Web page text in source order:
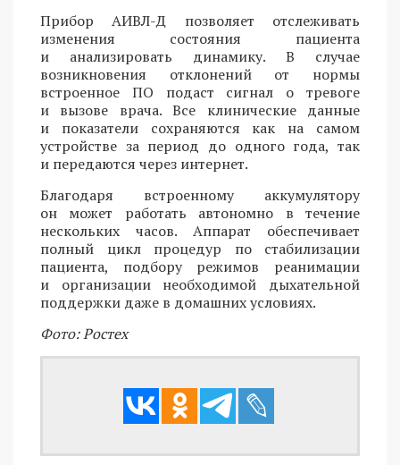
Прибор АИВЛ-Д позволяет отслеживать
изменения состояния пациента
и анализировать динамику. В случае
возникновения отклонений от нормы
встроенное ПО подаст сигнал о тревоге
и вызове врача. Все клинические данные
и показатели сохраняются как на самом
устройстве за период до одного года, так
и передаются через интернет.
Благодаря встроенному аккумулятору
он может работать автономно в течение
нескольких часов. Аппарат обеспечивает
полный цикл процедур по стабилизации
пациента, подбору режимов реанимации
и организации необходимой дыхательной
поддержки даже в домашних условиях.
Фото: Ростех